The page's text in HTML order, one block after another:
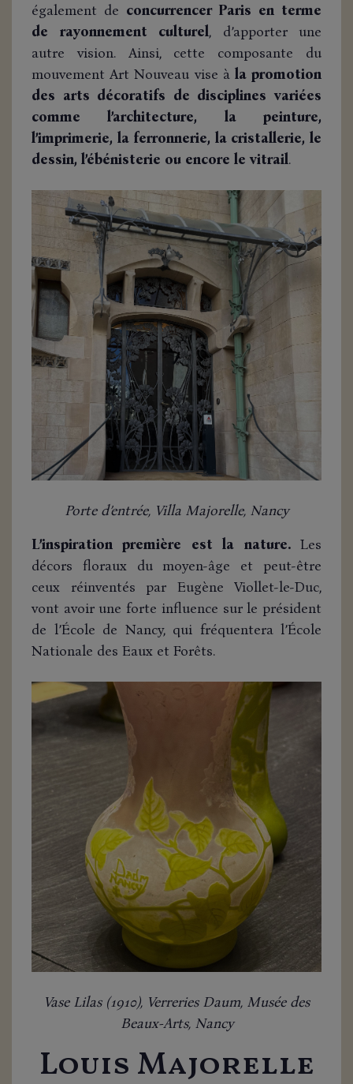
également de concurrencer Paris en terme
de rayonnement culturel, d’apporter une
autre vision. Ainsi, cette composante du
mouvement Art Nouveau vise à la promotion
des arts décoratifs de disciplines variées
comme l’architecture, la peinture,
l’imprimerie, la ferronnerie, la cristallerie, le
dessin, l’ébénisterie ou encore le vitrail.
Porte d’entrée, Villa Majorelle, Nancy
L’inspiration première est la nature.Les
décors floraux du moyen-âge et peut-être
ceux réinventés par Eugène Viollet-le-Duc,
vont avoir une forte influence sur le président
de l’École de Nancy, qui fréquentera l’École
Nationale des Eaux et Forêts.
Vase Lilas (1910), Verreries Daum, Musée des
Beaux-Arts, Nancy
Louis Majorelle